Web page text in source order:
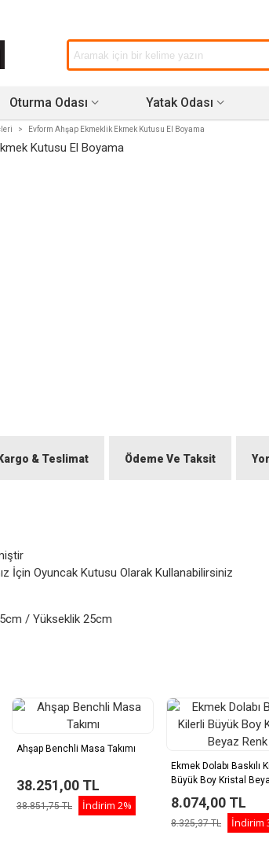
Oturma Odası Yatak Odası
> Evform Ahşap Ekmeklik Ekmek Kutusu El Boyama
Kargo & Teslimat Ödeme Ve Taksit
İçin Oyuncak Kutusu Olarak Kullanabilirsiniz
/ Yükseklik 25cm
Ahşap Benchli Masa Takımı
38.251,00 TL
38.851,75 TL İndirim 2%
Ekmek Dolabı Baskılı
Büyük Boy Kristal
8.074,00 TL
8.325,37 TL İndirim